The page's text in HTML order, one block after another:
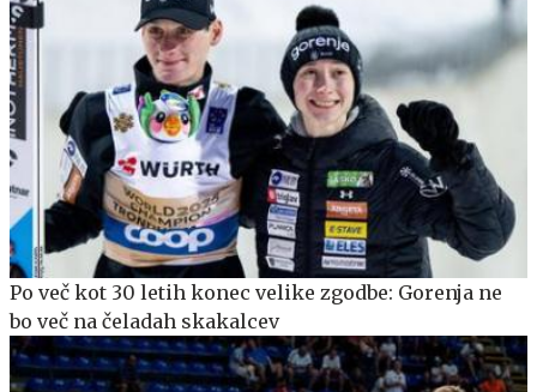
Po več kot 30 letih konec velike zgodbe: Gorenja ne
bo več na čeladah skakalcev